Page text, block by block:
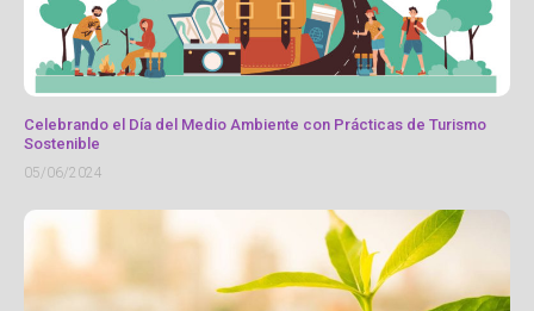
Celebrando el Día del Medio Ambiente con Prácticas de Turismo
Sostenible
05/06/2024